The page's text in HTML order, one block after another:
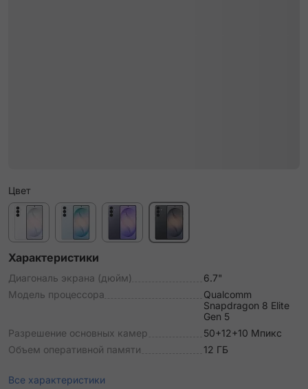
Цвет
Характеристики
Диагональ экрана (дюйм)
6.7"
Модель процессора
Qualcomm
Snapdragon 8 Elite
Gen 5
Разрешение основных камер
50+12+10 Мпикс
Объем оперативной памяти
12 ГБ
Все характеристики